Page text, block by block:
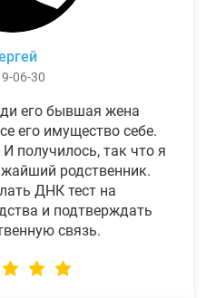
06-30
его бывшая жена
его имущество себе.
получилось, так что я
родственник.
ДНК тест на
и подтверждать
связь.